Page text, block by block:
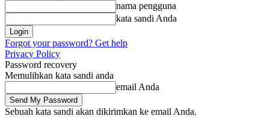
nama pengguna
kata sandi Anda
Forgot your password? Get help
Privacy Policy
Password recovery
Memulihkan kata sandi anda
email Anda
Sebuah kata sandi akan dikirimkan ke email Anda.